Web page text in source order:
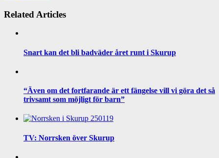
Related Articles
Snart kan det bli badväder året runt i Skurup
“Även om det fortfarande är ett fängelse vill vi göra det så
trivsamt som möjligt för barn”
TV: Norrsken över Skurup